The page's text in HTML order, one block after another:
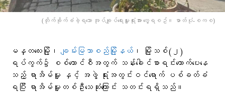
(တိုက်ခိုက်ခံခဲ့ရသော အုပ်ချုပ်ရေးမှူးရုံးအား တွေ့ရစဥ်။ ဓာတ်ပုံ-စကစ)
မန္တလေးမြို့၊ ချမ်းမြသာစည်မြို့နယ် ၊ မြို့သစ်(၂)
ရပ်ကွက်၌ စစ်​​ကောင်စီအတွက် သန်းခေါင်စာရင်းကောက်ပေးနေ
သည့် ရာအိမ်မှူး နှင့် အဖွဲ့ ရုံးအတွင်းဝင်ရောက် ပစ်ခတ်ခံ
ရပြီး ရာအိမ်မှူးတစ်ဦးသေဆုံးကြောင်း သတင်းရရှိသည်။